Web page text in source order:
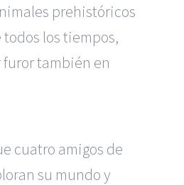
prehistóricos
todos los tiempos,
también en
cuatro amigos de
su mundo y